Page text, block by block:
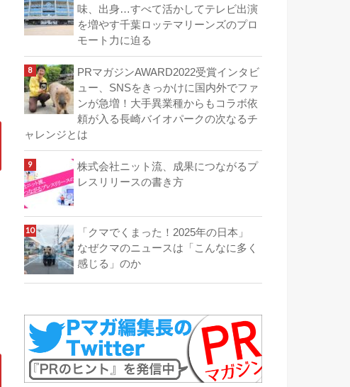
味、出身…すべて活かしてテレビ出演
を増やす千葉ロッテマリーンズのプロ
モート力に迫る
PRマガジンAWARD2022受賞インタビ
ュー、SNSをきっかけに国内外でファ
ンが急増！大手異業種からもコラボ依
頼が入る長崎バイオパークの次なるチ
ャレンジとは
株式会社ニット流、成果につながるプ
レスリリースの書き方
「クマでくまった！2025年の日本」
なぜクマのニュースは「こんなに多く
感じる」のか